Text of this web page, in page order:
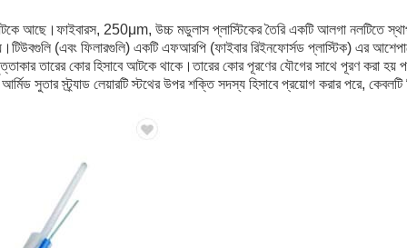
আছে।ফাইবারস, 250μm, উচ্চ মডুলাস প্লাস্টিকের তৈরি একটি আলগা নলটিতে
(এবং ফিলারগুলি) একটি এফআরপি (ফাইবার রিইনফোর্সড প্লাস্টিক) এর
তারের কোর হিসাবে আটকে থাকে।তারের কোর পূরণের যৌগের সাথে পূরণ করা হয়
সুতার স্ট্র্যাড লেয়ারটি স্টথের উপর শক্তি সদস্য হিসাবে প্রয়োগ করার পরে, কেবলটি